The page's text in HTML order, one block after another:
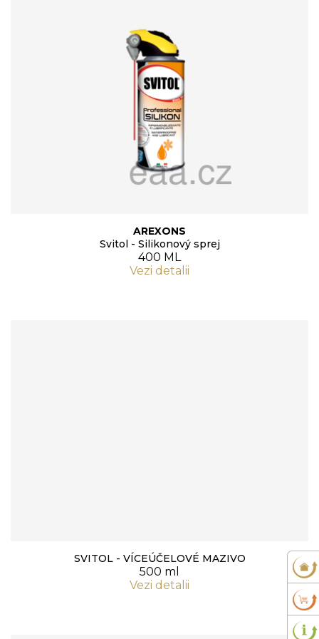
AREXONS
Svitol - Silikonový sprej
400 ML
Vezi detalii
SVITOL - VÍCEÚČELOVÉ MAZIVO
500 ml
Vezi detalii